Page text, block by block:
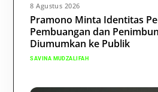
8 Agustus 2026
Pramono Minta Identitas
Pembuangan dan
Diumumkan ke Publik
SAVINA MUDZALIFAH